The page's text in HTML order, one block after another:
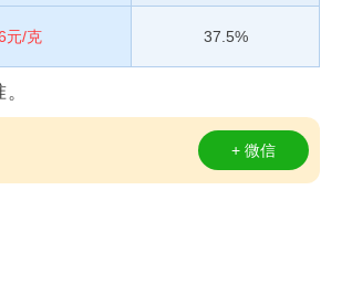
元/克 37.5%
+ 微信